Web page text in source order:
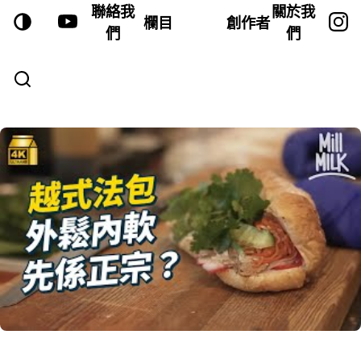
聯絡我
們
欄目 創作者
關於我
們
VIDEOS—PAGE 9